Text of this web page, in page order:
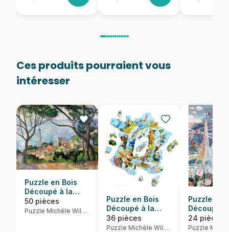
Ces produits pourraient vous
intéresser
Puzzle en Bois
Découpé à la
Main - Vue Sur
L'Estaque
50 pièces
Puzzle Michèle Wilson
Puzzle en Bois
Découpé à la
Main - Puzzle-
Jeu France
36 pièces
Puzzle Michèle Wilson
Puzzle en
Découpé
Main -
- Paris Au
24 pièces